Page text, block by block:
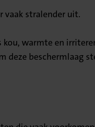
vaak stralender uit.
warmte en
beschermlaag